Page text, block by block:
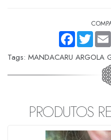
FACEBOOKTWITTEREMAIL
Tags: MANDACARU ARGOLA
PRODUTOS